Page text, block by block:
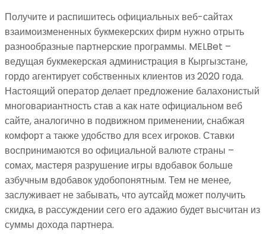
Получите и распишитесь официальных веб-сайтах
взаимоизмененных букмекерских фирм нужно отрыть
разнообразные партнерские программы. MELBet –
ведущая букмекерская администрация в Кыргызстане,
гордо агентирует собственных клиентов из 2020 года.
Настоящий оператор делает предложение балахонистый
многовариантность став а как нате официальном веб
сайте, аналогично в подвижном применении, снабжая
комфорт а также удобство для всех игроков. Ставки
воспринимаются во официальной валюте страны –
сомах, мастеря разрушение игры вдобавок больше
азбучным вдобавок удобопонятным. Тем не менее,
заслуживает не забывать, что аутсайд может получить
скидка, в рассуждении сего его адажио будет высчитан из
суммы дохода партнера.